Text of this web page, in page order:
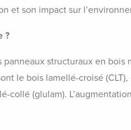
et son impact sur
?
structuraux en bois
le bois lamellé-croisé
collé (glulam).